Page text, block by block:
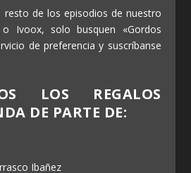
resto de los episodios de nuestro
Ivoox, solo busquen «Gordos
de preferencia y suscríbanse
LOS REGALOS
DE PARTE DE:
Ibañez